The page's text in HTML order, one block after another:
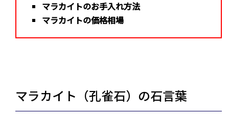
マラカイトのお手入れ方法
マラカイトの価格相場
マラカイト（孔雀石）の石言葉